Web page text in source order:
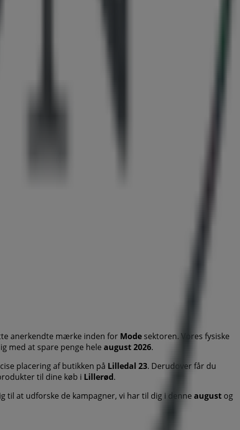
anerkendte mærke inden for Mode sektoren. Vores fysiske
med at spare penge hele august 2026.
placering af butikken på Lilledal 23. Derudover får du
til dine køb i Lillerød.
til at udforske de kampagner, vi har til dig i denne august og